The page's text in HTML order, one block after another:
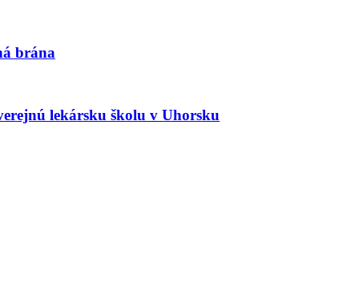
brána
lekársku školu v Uhorsku